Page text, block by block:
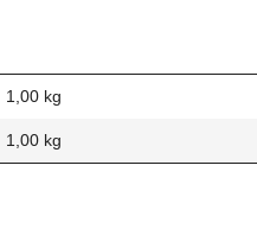
1,00 kg
1,00 kg